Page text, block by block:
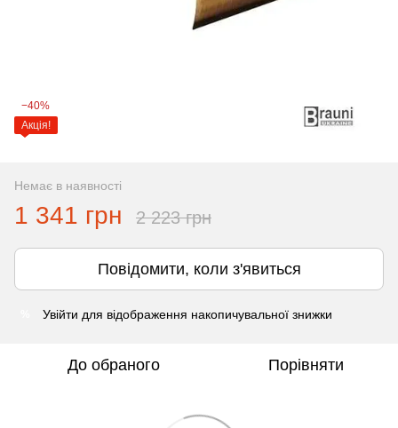
−40%
Акція!
Немає в наявності
1 341 грн 2 223 грн
Повідомити, коли з'явиться
Увійти для відображення накопичувальної знижки
До обраного Порівняти